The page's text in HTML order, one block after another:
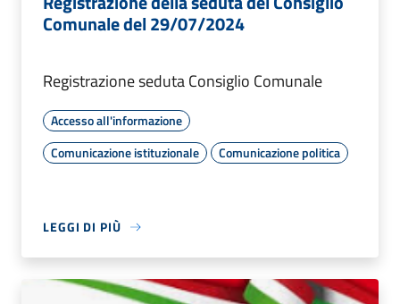
Comunale del 29/07/2024
Registrazione seduta Consiglio Comunale
Accesso all'informazione
Comunicazione istituzionale
Comunicazione politica
LEGGI DI PIÙ